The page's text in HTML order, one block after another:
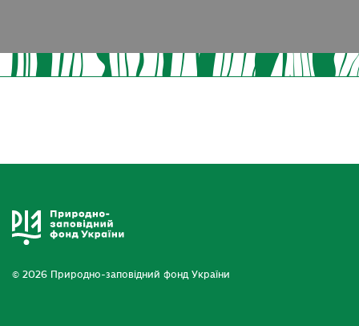
© 2026 Природно-заповідний фонд України